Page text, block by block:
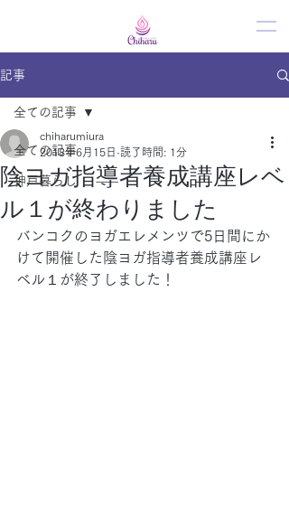
記事
全ての記事
神戸暮らし
全ての記事
陰ヨガ指導者養成講座レベ
ル１が終わりました
chiharumiura
2018年6月15日 読了時間: 1分
バンコクのヨガエレメンツで5日間にか
けて開催した陰ヨガ指導者養成講座レ
ベル１が終了しました！